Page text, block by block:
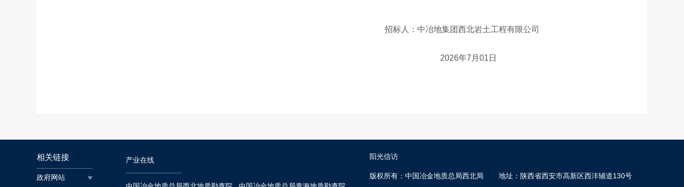
招标人：中冶地集团西北岩土工程有限公司
2026年7月01日
相关链接
政府网站
产业在线 阳光信访
版权所有：中国冶金地质总局西北局 地址：陕西省西安市高新区西沣辅道130号